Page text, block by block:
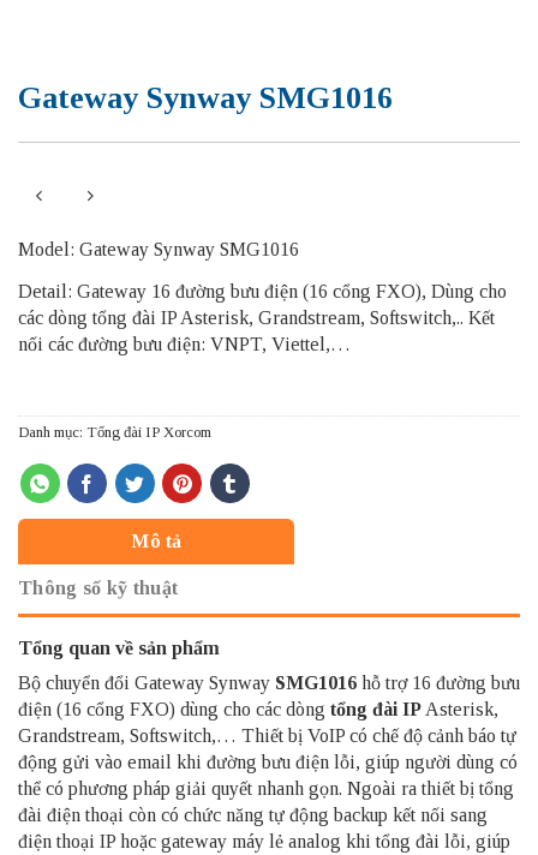
Gateway Synway SMG1016
Model: Gateway Synway SMG1016
Detail: Gateway 16 đường bưu điện (16 cổng FXO), Dùng cho
các dòng tổng đài IP Asterisk, Grandstream, Softswitch,.. Kết
nối các đường bưu điện: VNPT, Viettel,…
Danh mục: Tổng đài IP Xorcom
Mô tả
Thông số kỹ thuật
Tổng quan về sản phẩm
Bộ chuyển đổi Gateway Synway SMG1016 hỗ trợ 16 đường bưu
điện (16 cổng FXO) dùng cho các dòng tổng đài IP Asterisk,
Grandstream, Softswitch,… Thiết bị VoIP có chế độ cảnh báo tự
động gửi vào email khi đường bưu điện lỗi, giúp người dùng có
thể có phương pháp giải quyết nhanh gọn. Ngoài ra thiết bị tổng
đài điện thoại còn có chức năng tự động backup kết nối sang
điện thoại IP hoặc gateway máy lẻ analog khi tổng đài lỗi, giúp